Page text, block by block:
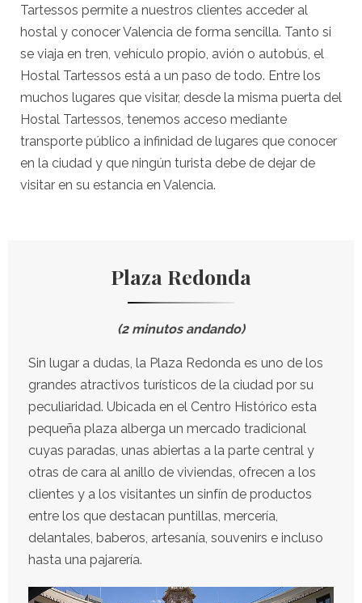
Tartessos permite a nuestros clientes acceder al
hostal y conocer Valencia de forma sencilla. Tanto si
se viaja en tren, vehículo propio, avión o autobús, el
Hostal Tartessos está a un paso de todo. Entre los
muchos lugares que visitar, desde la misma puerta del
Hostal Tartessos, tenemos acceso mediante
transporte público a infinidad de lugares que conocer
en la ciudad y que ningún turista debe de dejar de
visitar en su estancia en Valencia.
Plaza Redonda
(2 minutos andando)
Sin lugar a dudas, la Plaza Redonda es uno de los
grandes atractivos turísticos de la ciudad por su
peculiaridad. Ubicada en el Centro Histórico esta
pequeña plaza alberga un mercado tradicional
cuyas paradas, unas abiertas a la parte central y
otras de cara al anillo de viviendas, ofrecen a los
clientes y a los visitantes un sinfín de productos
entre los que destacan puntillas, mercería,
delantales, baberos, artesanía, souvenirs e incluso
hasta una pajarería.